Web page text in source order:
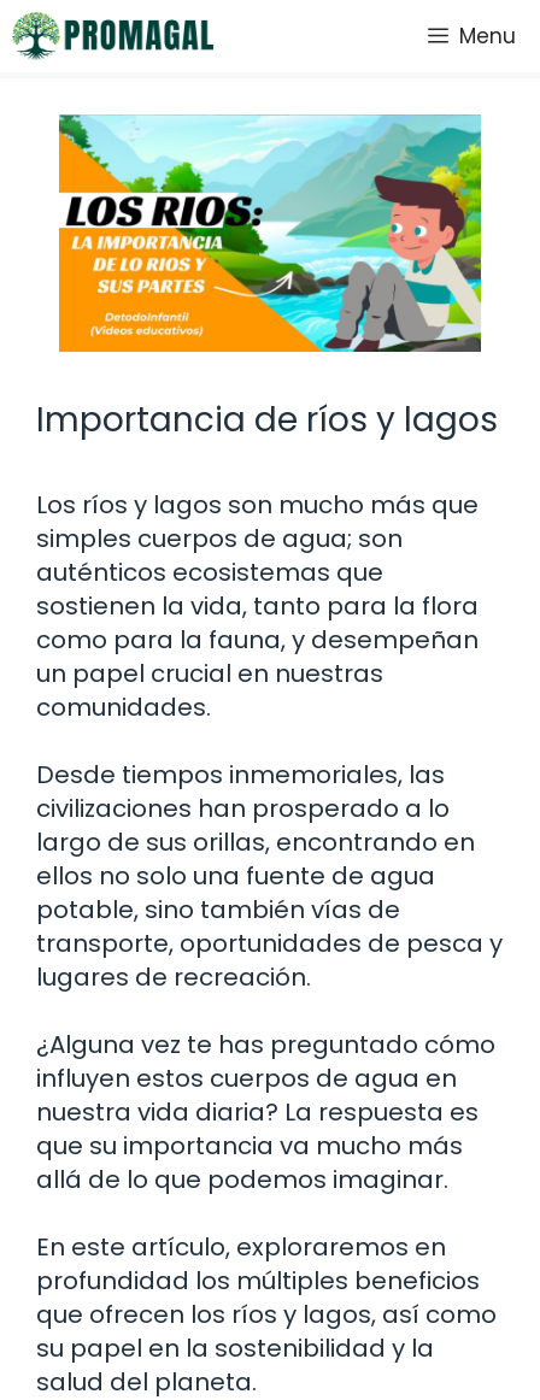
Saltar
al
Menu
Importancia de ríos y lagos
Los ríos y lagos son mucho más que
simples cuerpos de agua; son
auténticos ecosistemas que
sostienen la vida, tanto para la flora
como para la fauna, y desempeñan
un papel crucial en nuestras
comunidades.
Desde tiempos inmemoriales, las
civilizaciones han prosperado a lo
largo de sus orillas, encontrando en
ellos no solo una fuente de agua
potable, sino también vías de
transporte, oportunidades de pesca y
lugares de recreación.
¿Alguna vez te has preguntado cómo
influyen estos cuerpos de agua en
nuestra vida diaria? La respuesta es
que su importancia va mucho más
allá de lo que podemos imaginar.
En este artículo, exploraremos en
profundidad los múltiples beneficios
que ofrecen los ríos y lagos, así como
su papel en la sostenibilidad y la
salud del planeta.